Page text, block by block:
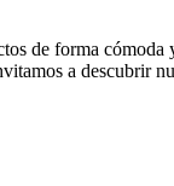
de forma
a descubrir